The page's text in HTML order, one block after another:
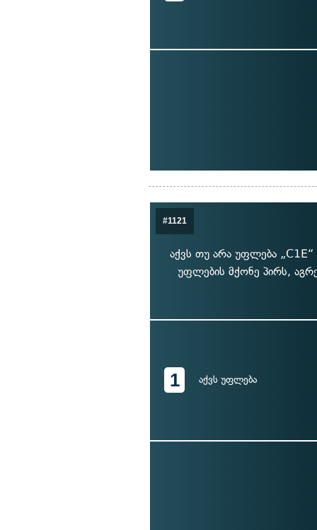
#1121
აქვს თუ არა უფლება „C1E“
უფლების მქონე პირს,
1 აქვს უფლება